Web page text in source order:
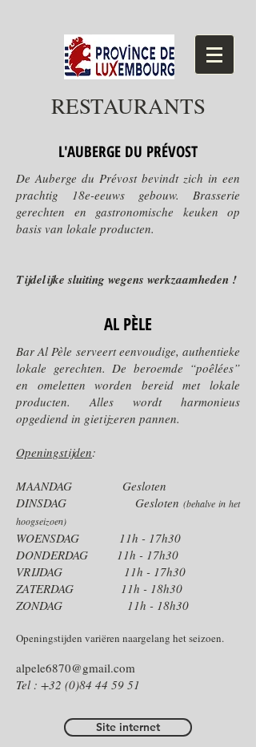
RESTAURANTS
L'AUBERGE DU PRÉVOST
De Auberge du Prévost bevindt zich in een
prachtig 18e-eeuws gebouw. Brasserie
gerechten en gastronomische keuken op
basis van lokale producten.
Tijdelijke sluiting wegens werkzaamheden !
AL PÈLE
Bar Al Pèle serveert eenvoudige, authentieke
lokale gerechten. De beroemde “poêlées”
en omeletten worden bereid met lokale
producten. Alles wordt harmonieus
opgediend in gietijzeren pannen.
Openingstijden:
MAANDAG
Gesloten
DINSDAG Gesloten(behalve in het
hoogseizoen)
WOENSDAG 11h - 17h30
DONDERDAG 11h - 17h30
VRIJDAG 11h - 17h30
ZATERDAG 11h - 18h30
ZONDAG 11h - 18h30
Openingstijden variëren naargelang het seizoen.
alpele6870@gmail.com
Tel : +32 (0)84 44 59 51
Site internet